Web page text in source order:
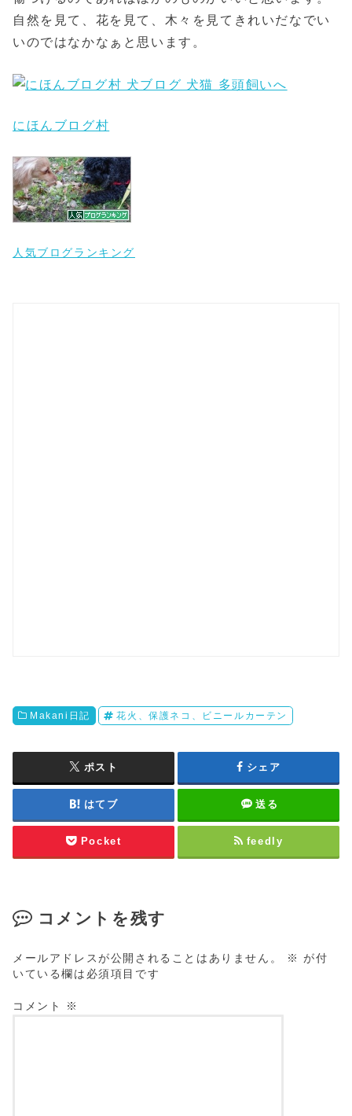
自然を見て、花を見て、木々を見てきれいだなでい
いのではなかなぁと思います。
にほんブログ村
人気ブログランキング
Makani日記 花火、保護ネコ、ビニールカーテン
ポスト シェア
はてブ 送る
Pocket feedly
コメントを残す
メールアドレスが公開されることはありません。 ※ が付
いている欄は必須項目です
コメント ※